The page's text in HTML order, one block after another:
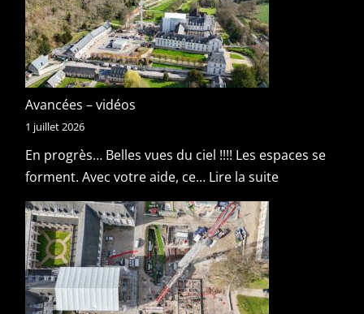
Avancées – vidéos
1 juillet 2026
En progrès… Belles vues du ciel !!!! Les espaces se
forment. Avec votre aide, ce… Lire la suite